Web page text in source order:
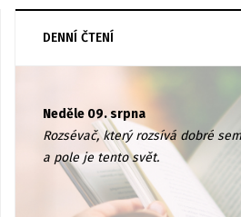
DENNÍ ČTENÍ
Neděle 09. srpna
Rozsévač, který rozsívá dobré
a pole je tento svět.